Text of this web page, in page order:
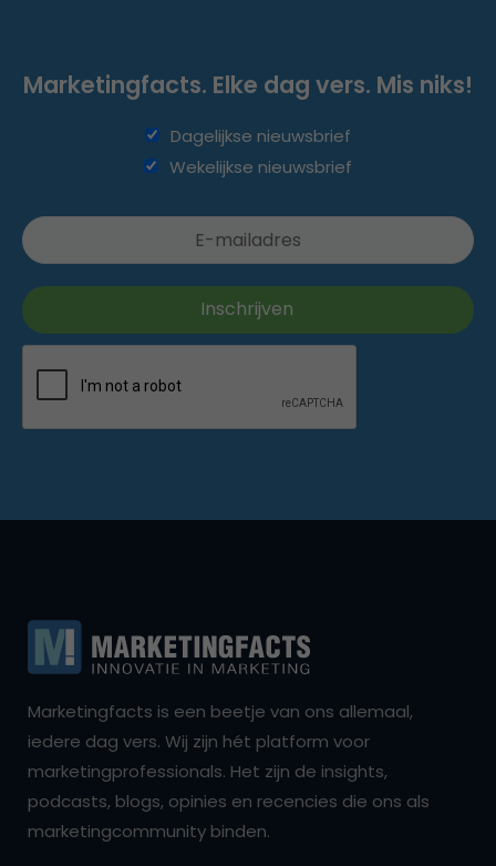
Marketingfacts. Elke dag vers. Mis niks!
Dagelijkse nieuwsbrief
Wekelijkse nieuwsbrief
Marketingfacts is een beetje van ons allemaal,
iedere dag vers. Wij zijn hét platform voor
marketingprofessionals. Het zijn de insights,
podcasts, blogs, opinies en recencies die ons als
marketingcommunity binden.